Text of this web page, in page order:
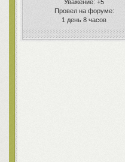
Уважение: +5
Провел на форуме:
1 день 8 часов